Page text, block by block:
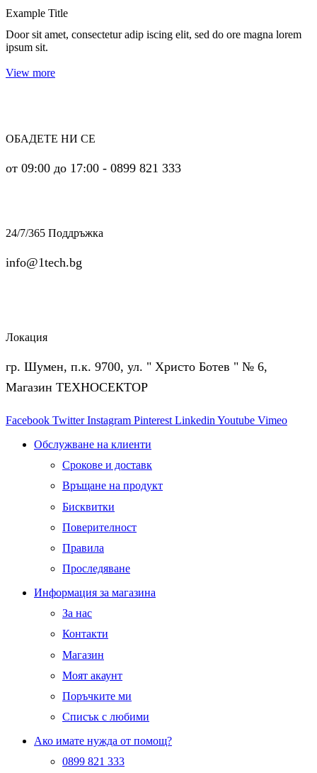
Example Title
Door sit amet, consectetur adip iscing elit, sed do ore magna lorem
ipsum sit.
View more
ОБАДЕТЕ НИ СЕ
от 09:00 до 17:00 - 0899 821 333
24/7/365 Поддръжка
info@1tech.bg
Локация
гр. Шумен, п.к. 9700, ул. " Христо Ботев " № 6,
Магазин ТЕХНОСЕКТОР
Facebook Twitter Instagram Pinterest Linkedin Youtube Vimeo
Обслужване на клиенти
Срокове и доставк
Връщане на продукт
Бисквитки
Поверителност
Правила
Проследяване
Информация за магазина
За нас
Контакти
Магазин
Моят акаунт
Поръчките ми
Списък с любими
Ако имате нужда от помощ?
0899 821 333